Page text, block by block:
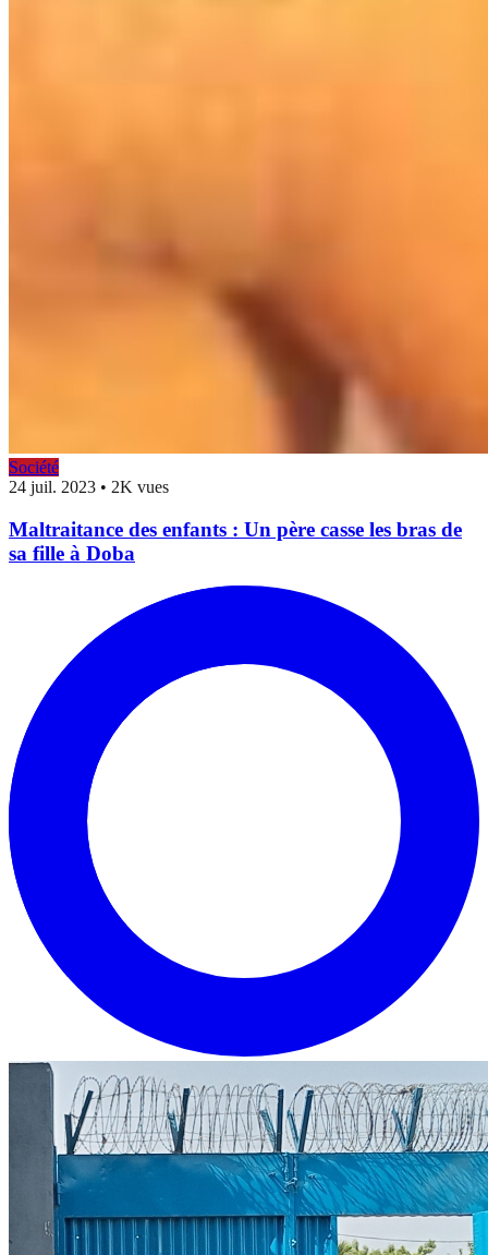
Société
24 juil. 2023 • 2K vues
Maltraitance des enfants : Un père casse les bras de
sa fille à Doba